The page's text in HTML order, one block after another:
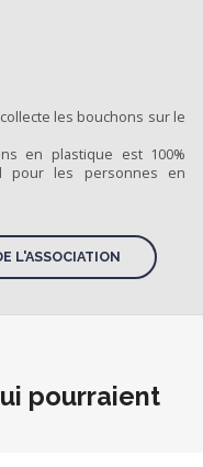
les bouchons sur le
en plastique est 100%
pour les personnes en
L'ASSOCIATION
pourraient